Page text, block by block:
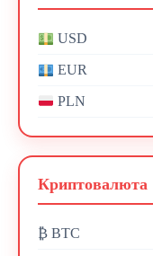
USD
EUR
PLN
Криптовалюта
₿ BTC